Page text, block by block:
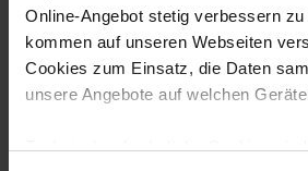
Online-Angebot stetig verbessern
kommen auf unseren Webseiten
Cookies zum Einsatz, die Daten
unsere Angebote auf welchen
Technisch erforderliche Cookies